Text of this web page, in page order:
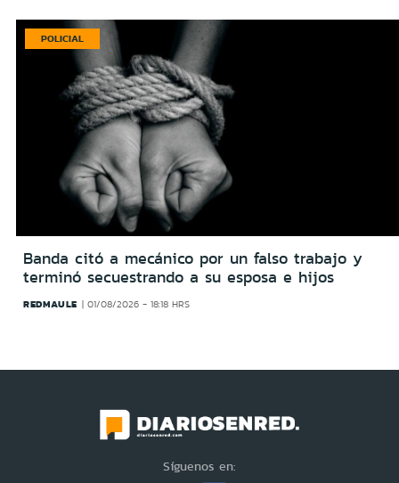
POLICIAL
Banda citó a mecánico por un falso trabajo y
terminó secuestrando a su esposa e hijos
REDMAULE 01/08/2026 - 18:18 HRS
Síguenos en: